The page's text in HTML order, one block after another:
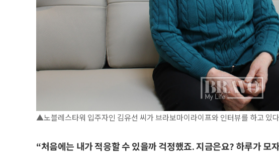
▲노블레스타워 입주자인 김유선 씨가 브라보마이라이프와 인터뷰를 하고 있
“처음에는 내가 적응할 수 있을까 걱정했죠. 지금은요? 하루가 모